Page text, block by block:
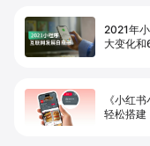
2021年
大变化和
《小红
轻松搭建